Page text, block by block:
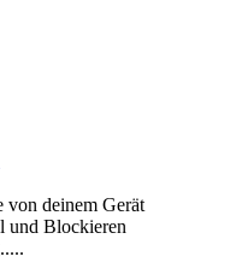
von deinem Gerät
und Blockieren